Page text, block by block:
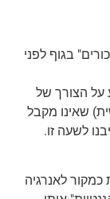
בגוף לפני
על הצורך של
שאינו מקבל
לשעה זו.
לאנרגיה